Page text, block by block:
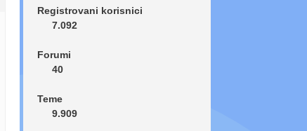
Registrovani korisnici
7.092
Forumi
40
Teme
9.909